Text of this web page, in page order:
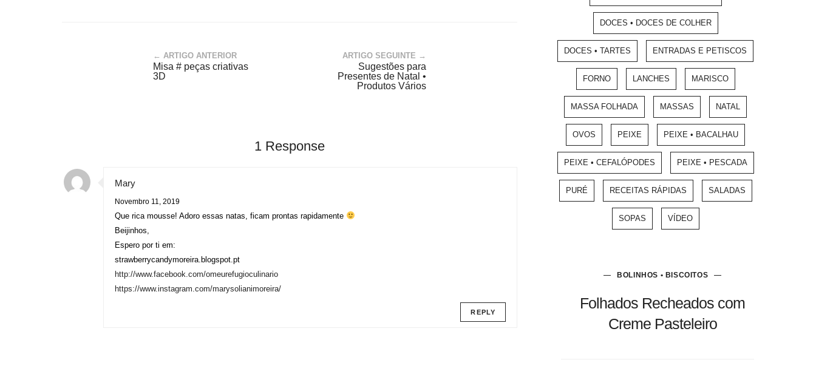
← ARTIGO ANTERIOR
Misa # peças criativas
3D
ARTIGO SEGUINTE →
Sugestões para
Presentes de Natal •
Produtos Vários
1 Response
Mary
Novembro 11, 2019
Que rica mousse! Adoro essas natas, ficam prontas rapidamente
Beijinhos,
Espero por ti em:
strawberrycandymoreira.blogspot.pt
http://www.facebook.com/omeurefugioculinario
https://www.instagram.com/marysolianimoreira/
REPLY
DOCES • DOCES DE COLHER
DOCES • TARTES ENTRADAS E PETISCOS
FORNO LANCHES MARISCO
MASSA FOLHADA MASSAS NATAL
OVOS PEIXE PEIXE • BACALHAU
PEIXE • CEFALÓPODES PEIXE • PESCADA
PURÉ RECEITAS RÁPIDAS SALADAS
SOPAS VÍDEO
BOLINHOS • BISCOITOS
Folhados Recheados com
Creme Pasteleiro